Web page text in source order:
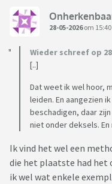
28-05-2026om 15:40
Wieder schreef op
[..]
Dat weet ik wel hoor,
leiden. En aangezien
beschadigen, daar
niet onder deksels.
Ik vind het wel een
die het plaatste had het
ik wel wat enkele